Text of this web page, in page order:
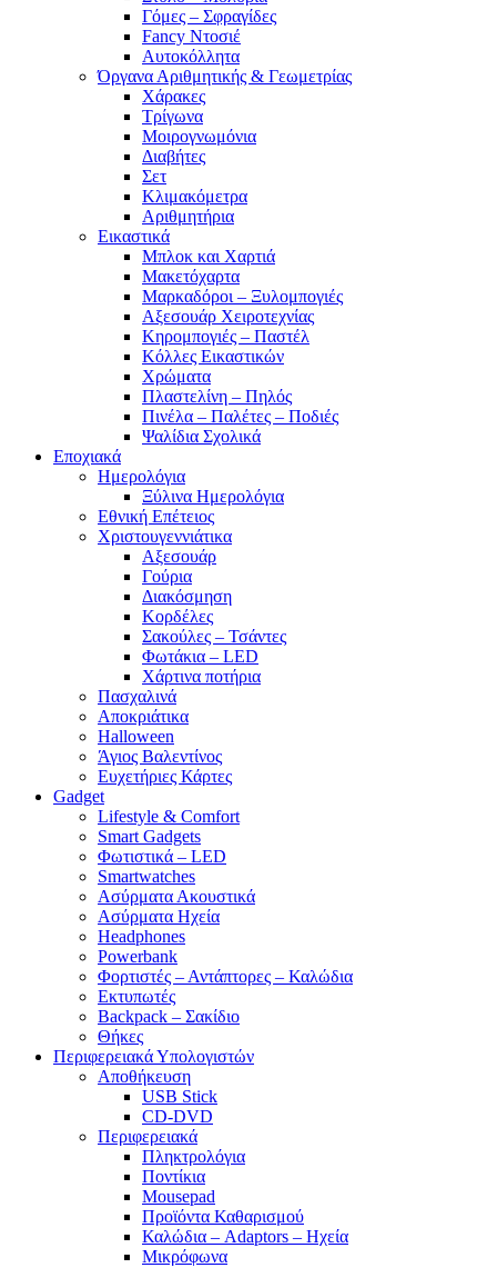
Γόμες – Σφραγίδες
Fancy Ντοσιέ
Αυτοκόλλητα
Όργανα Αριθμητικής & Γεωμετρίας
Χάρακες
Τρίγωνα
Mοιρογνωμόνια
Διαβήτες
Σετ
Κλιμακόμετρα
Αριθμητήρια
Εικαστικά
Μπλοκ και Χαρτιά
Μακετόχαρτα
Μαρκαδόροι – Ξυλομπογιές
Αξεσουάρ Χειροτεχνίας
Κηρομπογιές – Παστέλ
Κόλλες Εικαστικών
Χρώματα
Πλαστελίνη – Πηλός
Πινέλα – Παλέτες – Ποδιές
Ψαλίδια Σχολικά
Εποχιακά
Ημερολόγια
Ξύλινα Ημερολόγια
Εθνική Επέτειος
Χριστουγεννιάτικα
Αξεσουάρ
Γούρια
Διακόσμηση
Κορδέλες
Σακούλες – Τσάντες
Φωτάκια – LED
Χάρτινα ποτήρια
Πασχαλινά
Αποκριάτικα
Halloween
Άγιος Βαλεντίνος
Ευχετήριες Κάρτες
Gadget
Lifestyle & Comfort
Smart Gadgets
Φωτιστικά – LED
Smartwatches
Ασύρματα Ακουστικά
Ασύρματα Ηχεία
Headphones
Powerbank
Φορτιστές – Αντάπτορες – Καλώδια
Εκτυπωτές
Backpack – Σακίδιο
Θήκες
Περιφερειακά Υπολογιστών
Αποθήκευση
USB Stick
CD-DVD
Περιφερειακά
Πληκτρολόγια
Ποντίκια
Mousepad
Προϊόντα Καθαρισμού
Καλώδια – Adaptors – Ηχεία
Μικρόφωνα